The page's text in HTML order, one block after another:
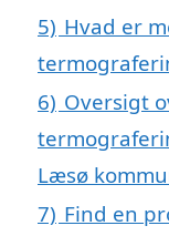
5) Hvad er
6) Oversigt
Læsø
7) Find en